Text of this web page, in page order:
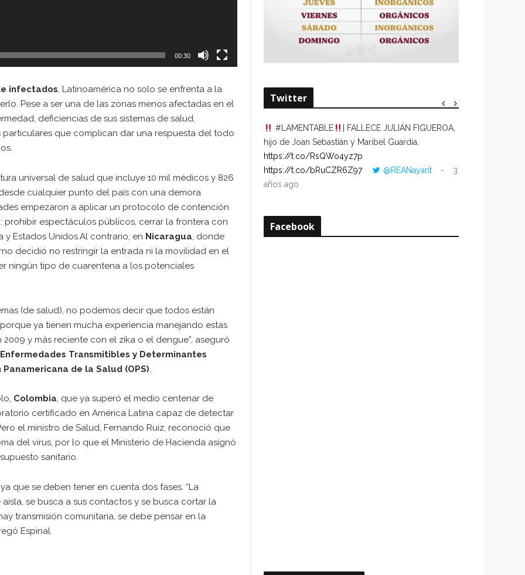
00:30
infectados, Latinoamérica no solo se enfrenta a la
Pese a ser una de las zonas menos afectadas en el
deficiencias de sus sistemas de salud,
que complican dar una respuesta del todo
universal de salud que incluye 10 mil médicos y 826
cualquier punto del país con una demora
empezaron a aplicar un protocolo de contención
espectáculos públicos, cerrar la frontera con
Estados Unidos.Al contrario, en Nicaragua, donde
decidió no restringir la entrada ni la movilidad en el
ningún tipo de cuarentena a los potenciales
(de salud), no podemos decir que todos están
ya tienen mucha experiencia manejando estas
2009 y más reciente con el zika o el dengue”, aseguró
Enfermedades Transmitibles y Determinantes
de la Salud (OPS)
Colombia, que ya superó el medio centenar de
certificado en América Latina capaz de detectar
el ministro de Salud, Fernando Ruiz, reconoció que
del virus, por lo que el Ministerio de Hacienda asignó
sanitario.
que se deben tener en cuenta dos fases. “La
se busca a sus contactos y se busca cortar la
transmisión comunitaria, se debe pensar en la
Espinal.
Twitter
#LAMENTABLE
| FALLECE JULIÁN FIGUEROA,
hijo de Joan Sebastián y Maribel Guardia.
https://t.co/RsQWo4yz7p
https://t.co/bRuCZR6Z97
@REANayarit
3
años ago
Facebook